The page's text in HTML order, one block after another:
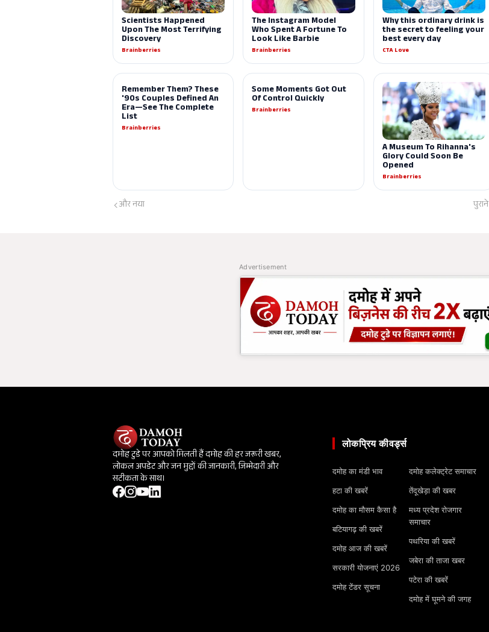
और नया पुराने
Advertisement
दमोह टुडे पर आपको मिलती हैं दमोह की हर जरूरी खबर,
लोकल अपडेट और जन मुद्दों की जानकारी, जिम्मेदारी और
सटीकता के साथ।
लोकप्रिय कीवर्ड्स
दमोह का मंडी भाव
हटा की खबरें
दमोह का मौसम कैसा है
बटियागढ़ की खबरें
दमोह आज की खबरें
सरकारी योजनाएं 2026
दमोह टेंडर सूचना
दमोह कलेक्ट्रेट समाचार
तेंदूखेड़ा की खबर
मध्य प्रदेश रोजगार
समाचार
पथरिया की खबरें
जबेरा की ताजा खबर
पटेरा की खबरें
दमोह में घूमने की जगह